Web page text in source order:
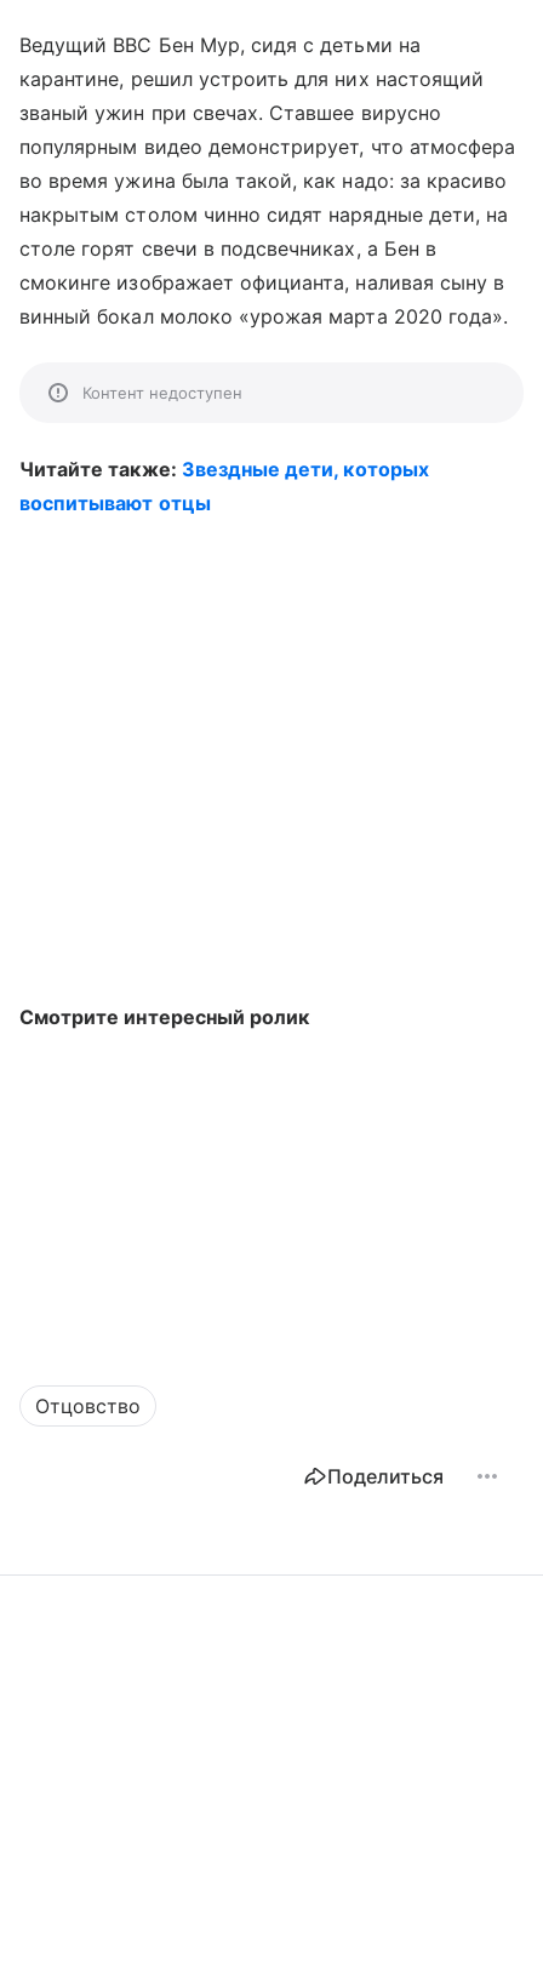
Ведущий BBC Бен Мур, сидя с детьми на
карантине, решил устроить для них настоящий
званый ужин при свечах. Ставшее вирусно
популярным видео демонстрирует, что атмосфера
во время ужина была такой, как надо: за красиво
накрытым столом чинно сидят нарядные дети, на
столе горят свечи в подсвечниках, а Бен в
смокинге изображает официанта, наливая сыну в
винный бокал молоко «урожая марта 2020 года».
Контент недоступен
Читайте также: Звездные дети, которых
воспитывают отцы
Смотрите интересный ролик
Отцовство
Поделиться